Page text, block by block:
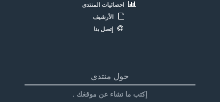
احصائيات المنتدى
الأرشيف
إتصل بنا
حول منتدى
إكتب ما تشاء عن موقغك .